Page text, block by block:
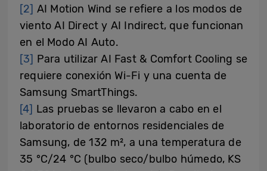
[2] AI Motion Wind se refiere a los modos de
viento AI Direct y AI Indirect, que funcionan
en el Modo AI Auto.
[3] Para utilizar AI Fast & Comfort Cooling se
requiere conexión Wi-Fi y una cuenta de
Samsung SmartThings.
[4] Las pruebas se llevaron a cabo en el
laboratorio de entornos residenciales de
Samsung, de 132 m², a una temperatura de
35 °C/24 °C (bulbo seco/bulbo húmedo, KS